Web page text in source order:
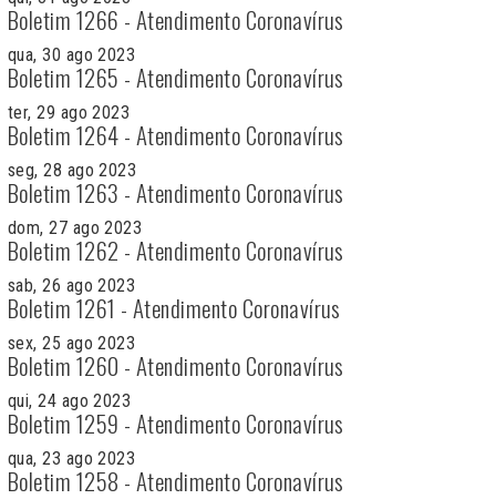
Boletim 1266 - Atendimento Coronavírus
qua, 30 ago 2023
Boletim 1265 - Atendimento Coronavírus
ter, 29 ago 2023
Boletim 1264 - Atendimento Coronavírus
seg, 28 ago 2023
Boletim 1263 - Atendimento Coronavírus
dom, 27 ago 2023
Boletim 1262 - Atendimento Coronavírus
sab, 26 ago 2023
Boletim 1261 - Atendimento Coronavírus
sex, 25 ago 2023
Boletim 1260 - Atendimento Coronavírus
qui, 24 ago 2023
Boletim 1259 - Atendimento Coronavírus
qua, 23 ago 2023
Boletim 1258 - Atendimento Coronavírus